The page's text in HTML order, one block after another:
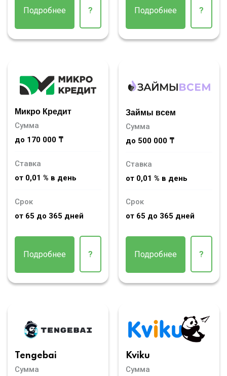
Подробнее ? Подробнее ?
Микро Кредит
Сумма
до 170 000 ₸
Ставка
от 0,01 % в день
Срок
от 65 до 365 дней
Подробнее ?
Займы всем
Сумма
до 500 000 ₸
Ставка
от 0,01 % в день
Срок
от 65 до 365 дней
Подробнее ?
Tengebai
Сумма
Kviku
Сумма